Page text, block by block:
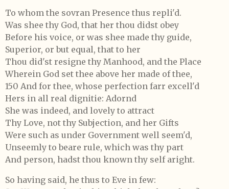
To whom the sovran Presence thus repli'd.
Was shee thy God, that her thou didst obey
Before his voice, or was shee made thy guide,
Superior, or but equal, that to her
Thou did'st resigne thy Manhood, and the Place
Wherein God set thee above her made of thee,
150 And for thee, whose perfection farr excell'd
Hers in all real dignitie: Adornd
She was indeed, and lovely to attract
Thy Love, not thy Subjection, and her Gifts
Were such as under Government well seem'd,
Unseemly to beare rule, which was thy part
And person, hadst thou known thy self aright.
So having said, he thus to Eve in few: